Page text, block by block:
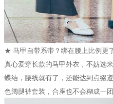
★ 马甲自带系带？绑在腰上比例更
真心爱穿长款的马甲外衣，不妨选
蝶结，腰线就有了，还能达到点缀
色阔腿裤套装，合座也不会糊成一